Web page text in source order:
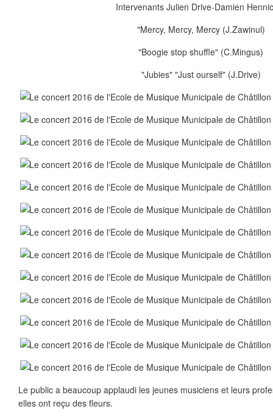
Intervenants Julien Drive-Damien
"Mercy, Mercy, Mercy (J.Zawinul)
"Boogie stop shuffle" (C.Mingus)
"Jubies" "Just ourself" (J.Drive)
Le public a beaucoup applaudi les jeunes musiciens et leurs
elles ont reçu des fleurs.